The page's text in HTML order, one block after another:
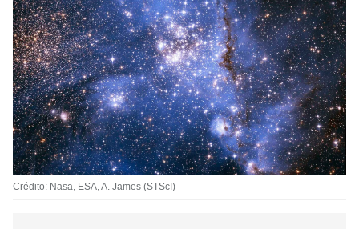
Crédito: Nasa, ESA, A. James (STScI)